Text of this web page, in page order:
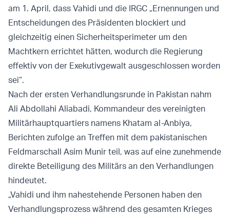
am 1. April, dass Vahidi und die IRGC „Ernennungen und
Entscheidungen des Präsidenten blockiert und
gleichzeitig einen Sicherheitsperimeter um den
Machtkern errichtet hätten, wodurch die Regierung
effektiv von der Exekutivgewalt ausgeschlossen worden
sei“.
Nach der ersten Verhandlungsrunde in Pakistan nahm
Ali Abdollahi Aliabadi, Kommandeur des vereinigten
Militärhauptquartiers namens Khatam al-Anbiya,
Berichten zufolge an Treffen mit dem pakistanischen
Feldmarschall Asim Munir teil, was auf eine zunehmende
direkte Beteiligung des Militärs an den Verhandlungen
hindeutet.
„Vahidi und ihm nahestehende Personen haben den
Verhandlungsprozess während des gesamten Krieges